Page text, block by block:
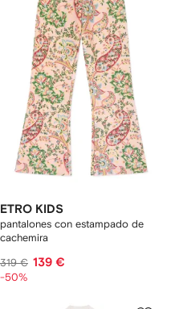
ETRO KIDS
pantalones con estampado de
cachemira
319 € 139 €
-50%